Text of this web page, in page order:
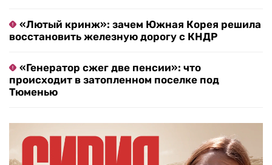
«Лютый кринж»: зачем Южная Корея решила
восстановить железную дорогу с КНДР
«Генератор сжег две пенсии»: что
происходит в затопленном поселке под
Тюменью